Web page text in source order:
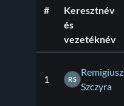
#
Keresztnév
és
vezetéknév
1 RS
Remigiusz
Szczyra